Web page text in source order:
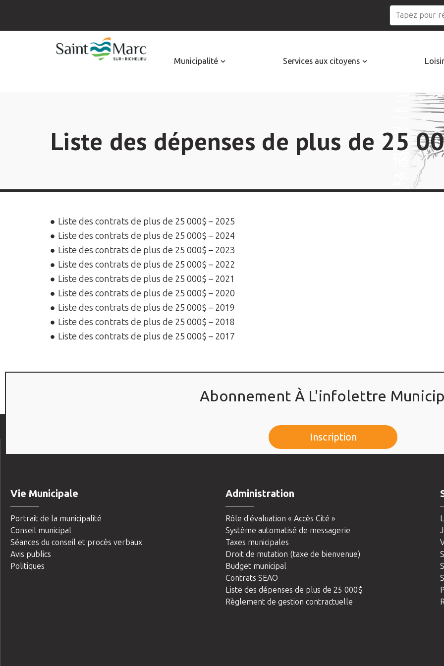
Municipalité Services aux citoyens
Liste des dépenses de plus de 25
Liste des contrats de plus de 25 000$ – 2025
Liste des contrats de plus de 25 000$ – 2024
Liste des contrats de plus de 25 000$ – 2023
Liste des contrats de plus de 25 000$ – 2022
Liste des contrats de plus de 25 000$ – 2021
Liste des contrats de plus de 25 000$ – 2020
Liste des contrats de plus de 25 000$ – 2019
Liste des contrats de plus de 25 000$ – 2018
Liste des contrats de plus de 25 000$ – 2017
Abonnement À L'infolettre
Inscription
Vie Municipale
Portrait de la municipalité
Conseil municipal
Séances du conseil et procès verbaux
Avis publics
Politiques
Administration
Rôle d'évaluation « Accès Cité »
Système automatisé de messagerie
Taxes municipales
Droit de mutation (taxe de bienvenue)
Budget municipal
Contrats SEAO
Liste des dépenses de plus de 25 000$
Règlement de gestion contractuelle